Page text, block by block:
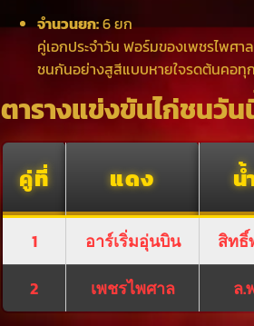
จำนวนยก:6 ยก
คู่เอกประจำวัน ฟอร์มของเพชรไพศ
ชนกันอย่างสูสีแบบหายใจรดต้นคอทุ
ตารางแข่งขันไก่ชนวั
คู่ที่ แดง น้
1 อาร์เริ่มอุ่นบิน สิทธิ์
2
เพชรไพศาล ล.